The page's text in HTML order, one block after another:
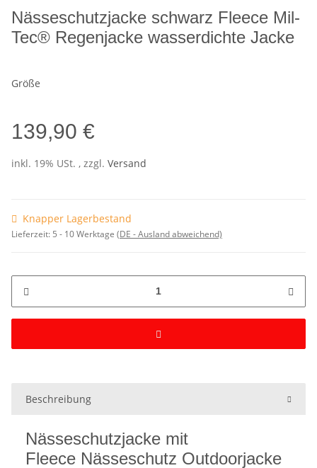
Nässeschutzjacke schwarz Fleece Mil-
Tec® Regenjacke wasserdichte Jacke
Größe
139,90 €
inkl. 19% USt. , zzgl. Versand
Knapper Lagerbestand
Lieferzeit: 5 - 10 Werktage (DE - Ausland abweichend)
Beschreibung
Nässeschutzjacke mit
Fleece Nässeschutz Outdoorjacke